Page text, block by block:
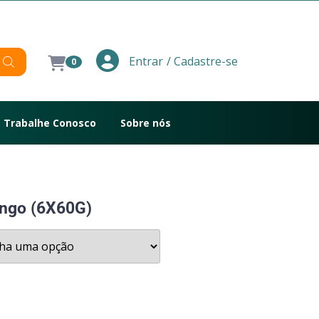
0 Entrar / Cadastre-se
Trabalhe Conosco Sobre nós
(6X60G)